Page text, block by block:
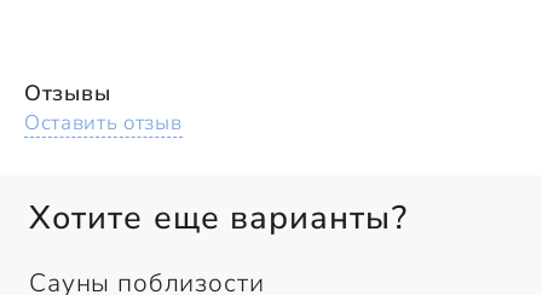
Отзывы
Оставить отзыв
Хотите еще варианты?
Сауны поблизости